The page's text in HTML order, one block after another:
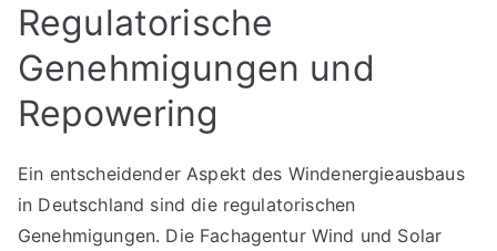
Regulatorische
Genehmigungen und
Repowering
Ein entscheidender Aspekt des Windenergieausbaus
in Deutschland sind die regulatorischen
Genehmigungen. Die Fachagentur Wind und Solar